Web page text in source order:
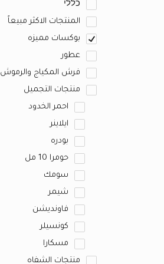
כללי
المنتجات الاكثر مبيعاً
بوكسات مميزه
عطور
فرش المكياج والرموش
منتجات التجميل
احمر الخدود
ايلاينر
بودره
حومرا 10 مل
سومك
شيمر
فاونديشن
كونسيلر
مسكارا
منتجات الشفاه